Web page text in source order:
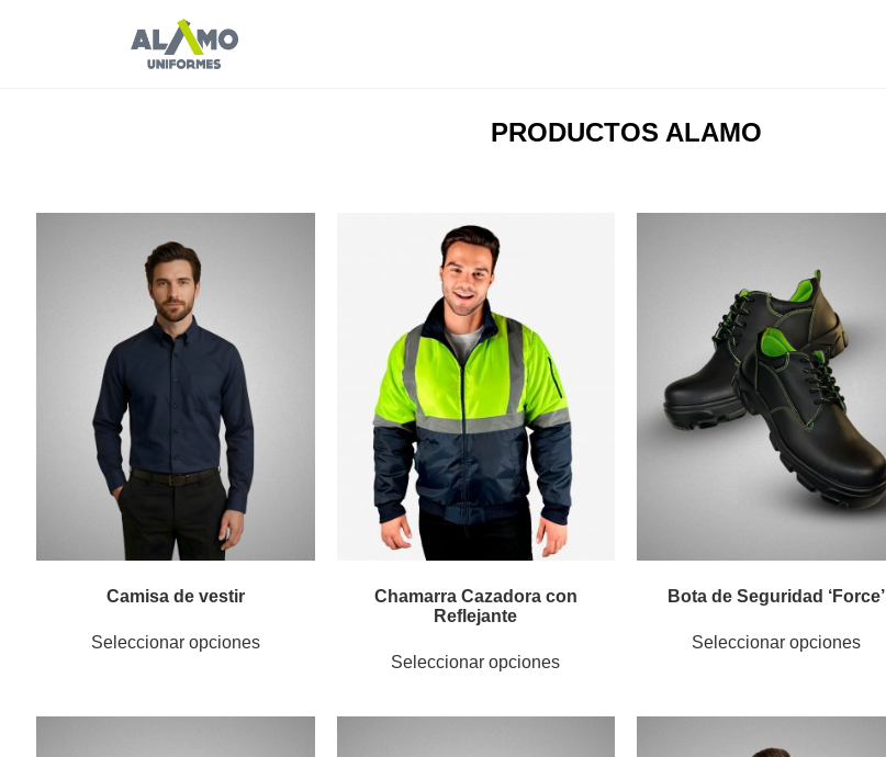
PRODUCTOS ALAMO
Camisa de vestir
Seleccionar opciones
Chamarra Cazadora con
Reflejante
Seleccionar opciones
Bota de Seguridad ‘Force’
Seleccionar opciones